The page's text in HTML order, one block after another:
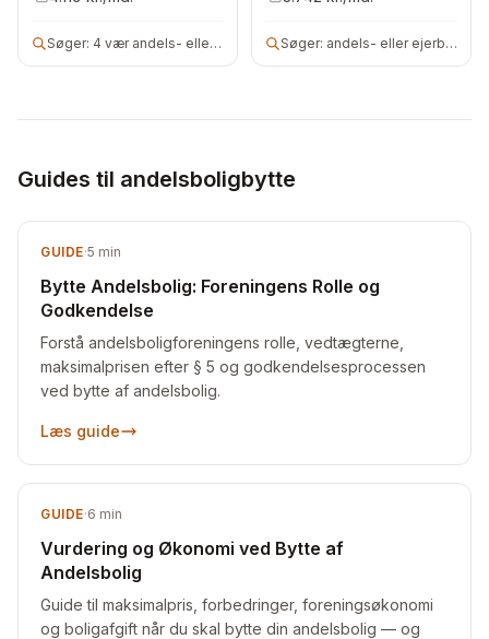
Søger: 4 vær andels- eller ejerbolig Søger: andels- eller ejerbolig
Guides til andelsboligbytte
GUIDE·5 min
Bytte Andelsbolig: Foreningens Rolle og
Godkendelse
Forstå andelsboligforeningens rolle, vedtægterne,
maksimalprisen efter § 5 og godkendelsesprocessen
ved bytte af andelsbolig.
Læs guide
GUIDE·6 min
Vurdering og Økonomi ved Bytte af
Andelsbolig
Guide til maksimalpris, forbedringer, foreningsøkonomi
og boligafgift når du skal bytte din andelsbolig — og